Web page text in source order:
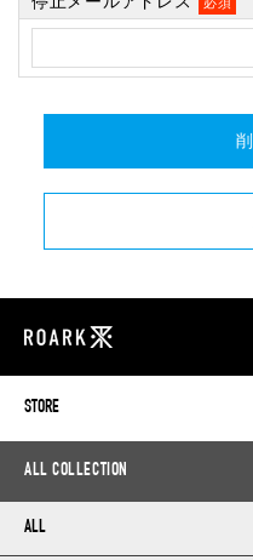
STORE
ALL COLLECTION
ALL